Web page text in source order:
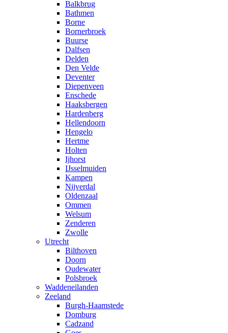
Balkbrug
Bathmen
Borne
Bornerbroek
Buurse
Dalfsen
Delden
Den Velde
Deventer
Diepenveen
Enschede
Haaksbergen
Hardenberg
Hellendoorn
Hengelo
Hertme
Holten
Ijhorst
IJsselmuiden
Kampen
Nijverdal
Oldenzaal
Ommen
Welsum
Zenderen
Zwolle
Utrecht
Bilthoven
Doorn
Oudewater
Polsbroek
Waddeneilanden
Zeeland
Burgh-Haamstede
Domburg
Cadzand